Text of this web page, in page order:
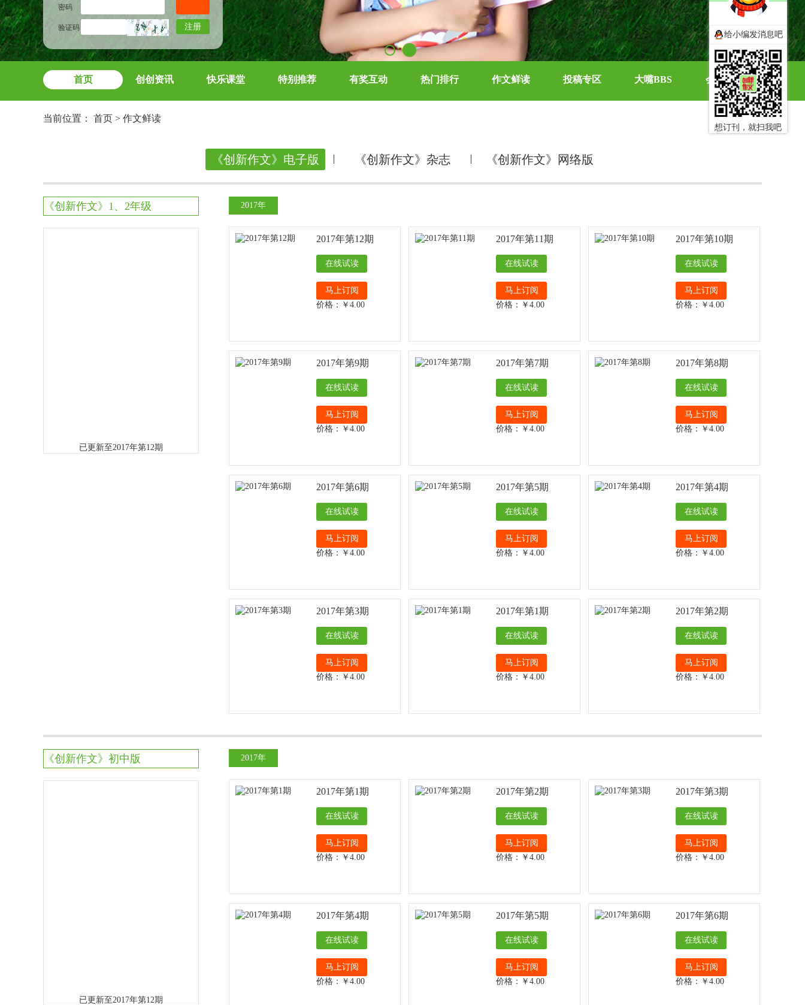
密码
验证码 注册
首页 创创资讯 快乐课堂 特别推荐 有奖互动 热门排行 作文鲜读 投稿专区 大嘴BBS 会员中心
当前位置： 首页 > 作文鲜读
《创新作文》电子版 《创新作文》杂志 《创新作文》网络版
《创新作文》1、2年级
已更新至2017年第12期
2017年
2017年第12期
在线试读
马上订阅
价格：￥4.00
2017年第11期
在线试读
马上订阅
价格：￥4.00
2017年第10期
在线试读
马上订阅
价格：￥4.00
2017年第9期
在线试读
马上订阅
价格：￥4.00
2017年第7期
在线试读
马上订阅
价格：￥4.00
2017年第8期
在线试读
马上订阅
价格：￥4.00
2017年第6期
在线试读
马上订阅
价格：￥4.00
2017年第5期
在线试读
马上订阅
价格：￥4.00
2017年第4期
在线试读
马上订阅
价格：￥4.00
2017年第3期
在线试读
马上订阅
价格：￥4.00
2017年第1期
在线试读
马上订阅
价格：￥4.00
2017年第2期
在线试读
马上订阅
价格：￥4.00
《创新作文》初中版
已更新至2017年第12期
2017年
2017年第1期
在线试读
马上订阅
价格：￥4.00
2017年第2期
在线试读
马上订阅
价格：￥4.00
2017年第3期
在线试读
马上订阅
价格：￥4.00
2017年第4期
在线试读
马上订阅
价格：￥4.00
2017年第5期
在线试读
马上订阅
价格：￥4.00
2017年第6期
在线试读
马上订阅
价格：￥4.00
给小编发消息吧
想订刊，就扫我吧